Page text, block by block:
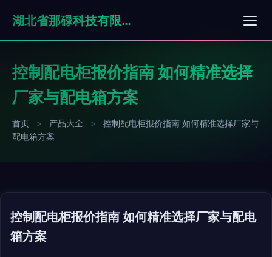
湖北省那碌科技有限责任公司
控制配电柜报价指南 如何精准选择
厂家与配电箱方案
首页 > 产品大全 >
控制配电柜报价指南 如何精准选择厂家与
配电箱方案
控制配电柜报价指南 如何精准选择厂家与配电
箱方案